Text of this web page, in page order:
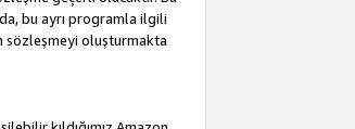
bu ayrı programla ilgili
sözleşmeyi oluşturmakta